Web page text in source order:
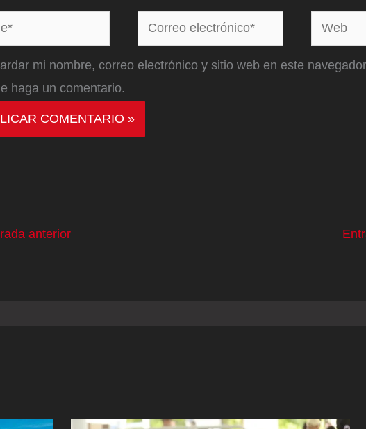
Correo
electrónico*
Web
mi nombre, correo electrónico y sitio web en este
haga un comentario.
anterior